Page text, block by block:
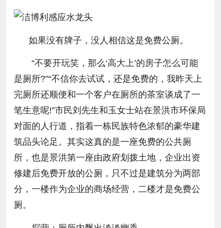
如果没有牌子，没人相信这是免费公厕。
“不要开玩笑，那么‘高大上’的房子怎么可能
是厕所?”“不信你去试试，还是免费的，我昨天上
完厕所还顺便和一个客户在厕所的茶室谈成了一
笔生意呢!”市民刘先生和玉女士站在景洪市环保局
对面的人行道，指着一栋民族特色浓郁的豪华建
筑品头论足。其实这真的是一座免费的公共厕
所，也是景洪第一座由政府划拨土地，企业出资
修建后免费开放的公厕，只不过是建筑分为两部
分，一楼作为企业的商场经营，二楼才是免费公
厕。